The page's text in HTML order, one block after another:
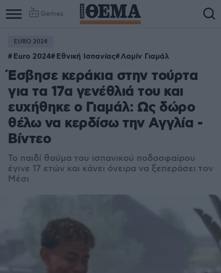
Games
Column
1
Column
2
EURO 2024
Euro 2024 Εθνική Ισπανίας Λαμίν Γιαμάλ
Έσβησε κεράκια στην τούρτα
για τα 17α γενέθλιά του και
ευχήθηκε ο Γιαμάλ: Ως δώρο
θέλω να κερδίσω την Αγγλία -
Βίντεο
Το παιδί θαύμα του ισπανικού ποδοσφαίρου
έγινε 17 ετών και κάνει όνειρα να ξεπεράσει τον
Μέσι